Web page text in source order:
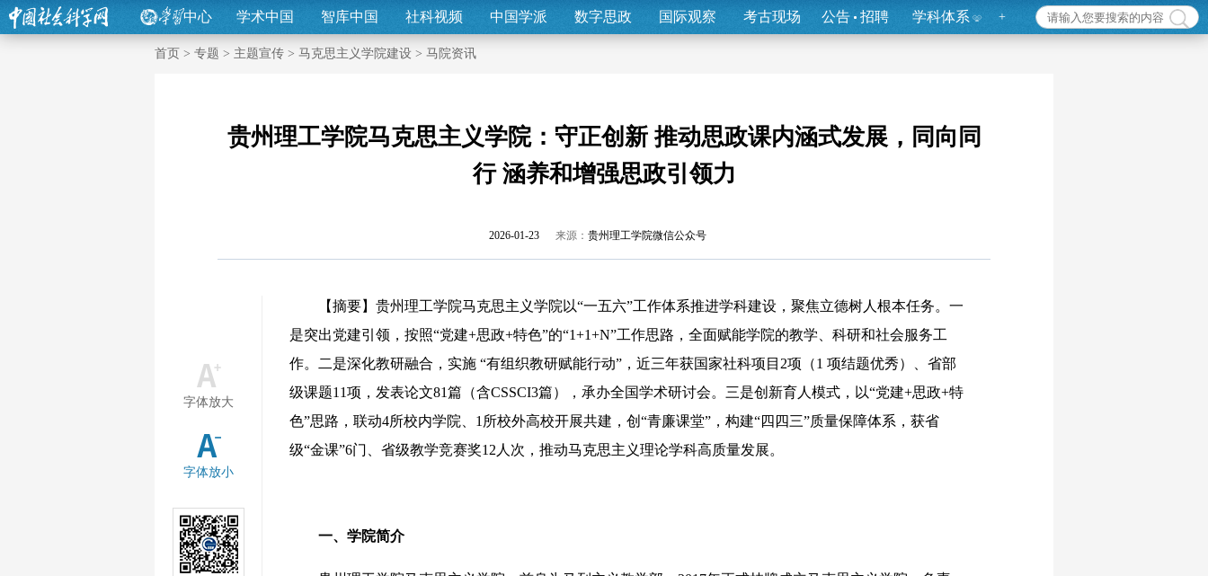
中心 学术中国 智库中国 社科视频 中国学派 数字思政 国际观察 考古现场 公告 招聘 学科体系 +
首页 > 专题 > 主题宣传 > 马克思主义学院建设 > 马院资讯
贵州理工学院马克思主义学院：守正创新 推动思政课内涵式发展，同向同
行 涵养和增强思政引领力
2026-01-23 来源： 贵州理工学院微信公众号
字体放大
字体放小
【摘要】贵州理工学院马克思主义学院以“一五六”工作体系推进学科建设，聚焦立德树人根本任务。一
是突出党建引领，按照“党建+思政+特色”的“1+1+N”工作思路，全面赋能学院的教学、科研和社会服务工
作。二是深化教研融合，实施 “有组织教研赋能行动”，近三年获国家社科项目2项（1 项结题优秀）、省部
级课题11项，发表论文81篇（含CSSCI3篇），承办全国学术研讨会。三是创新育人模式，以“党建+思政+特
色”思路，联动4所校内学院、1所校外高校开展共建，创“青廉课堂”，构建“四四三”质量保障体系，获省
级“金课”6门、省级教学竞赛奖12人次，推动马克思主义理论学科高质量发展。
一、学院简介